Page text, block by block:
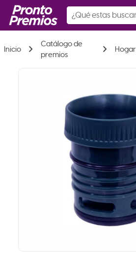
Inicio chevron_right
Catálogo de
premios
chevron_right Hogar